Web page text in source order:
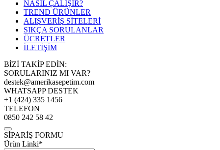
NASIL ÇALIŞIR?
TREND ÜRÜNLER
ALIŞVERİŞ SİTELERİ
SIKÇA SORULANLAR
ÜCRETLER
İLETİŞİM
BİZİ TAKİP EDİN:
SORULARINIZ MI VAR?
destek@amerikasepetim.com
WHATSAPP DESTEK
+1 (424) 335 1456
TELEFON
0850 242 58 42
SİPARİŞ FORMU
Ürün Linki*